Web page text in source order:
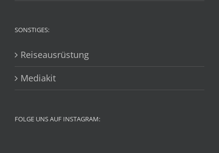
SONSTIGES:
Reiseausrüstung
Mediakit
FOLGE UNS AUF INSTAGRAM: